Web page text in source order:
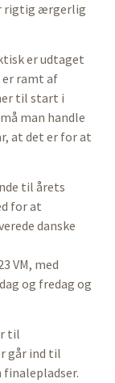
rigtig ærgerlig
er udtaget
er ramt af
til start i
man handle
at det er for at
til årets
for at
danske
VM, med
og fredag og
til
går ind til